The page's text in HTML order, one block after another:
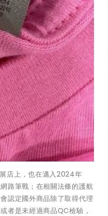
店上，也在邁入2024年
路筆戰；在相關法條的護航
認定國外商品除了取得代理
者是未經過商品QC檢驗，